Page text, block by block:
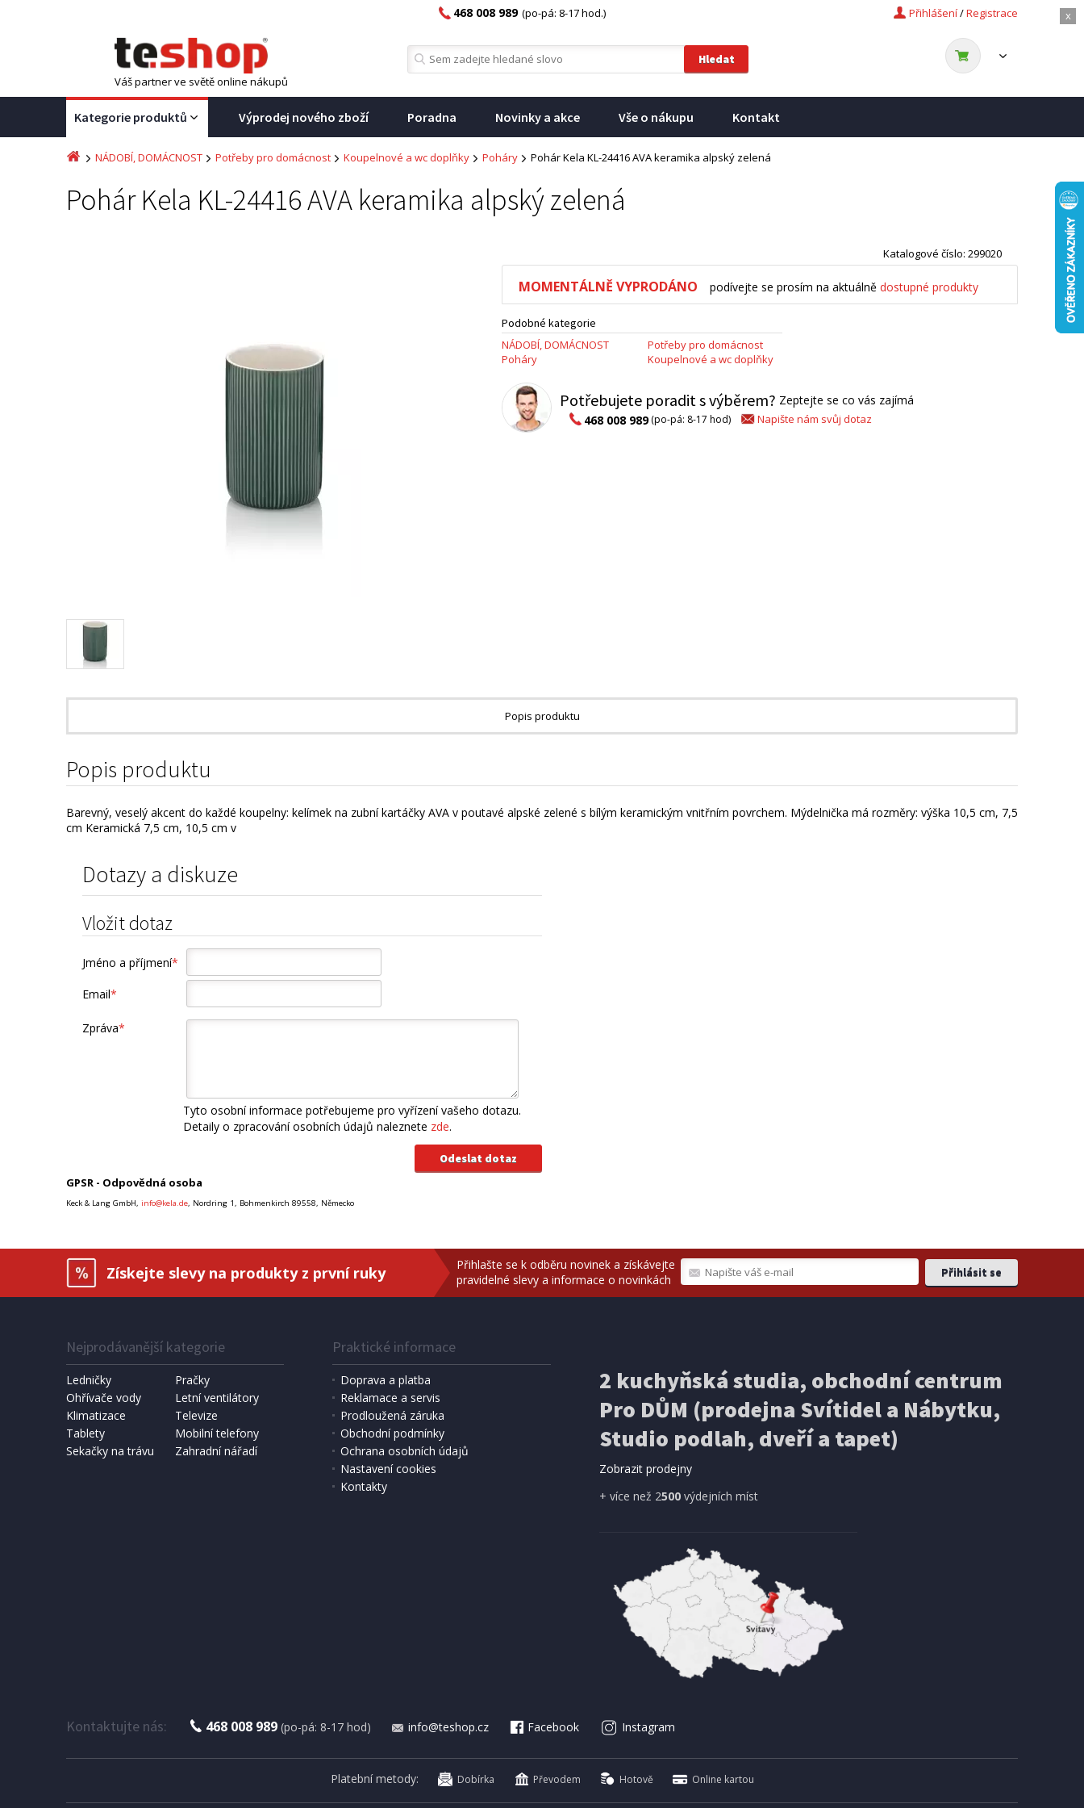
x
Registrace
/
Přihlášení
468 008 989 (po-pá: 8-17 hod.)
Váš partner ve světě online nákupů
Kategorie produktů Výprodej nového zboží Poradna Novinky a akce Vše o nákupu Kontakt
NÁDOBÍ, DOMÁCNOST Potřeby pro domácnost Koupelnové a wc doplňky Poháry Pohár Kela KL-24416 AVA keramika alpský zelená
Pohár Kela KL-24416 AVA keramika alpský zelená
Katalogové číslo: 299020
MOMENTÁLNĚ VYPRODÁNO podívejte se prosím na aktuálně dostupné produkty
Podobné kategorie
NÁDOBÍ, DOMÁCNOST
Poháry
Potřeby pro domácnost
Koupelnové a wc doplňky
Potřebujete poradit s výběrem? Zeptejte se co vás zajímá
468 008 989(po-pá: 8-17 hod) Napište nám svůj dotaz
Popis produktu
Popis produktu
Barevný, veselý akcent do každé koupelny: kelímek na zubní kartáčky AVA v poutavé alpské zelené s bílým keramickým vnitřním povrchem. Mýdelnička má rozměry: výška 10,5 cm, 7,5
cm Keramická 7,5 cm, 10,5 cm v
Dotazy a diskuze
Vložit dotaz
Jméno a příjmení*
Email*
Zpráva*
Tyto osobní informace potřebujeme pro vyřízení vašeho dotazu.
Detaily o zpracování osobních údajů naleznete zde.
GPSR - Odpovědná osoba
Keck & Lang GmbH, info@kela.de, Nordring 1, Bohmenkirch 89558, Německo
Získejte slevy na produkty z první ruky
Přihlašte se k odběru novinek a získávejte
pravidelné slevy a informace o novinkách
Nejprodávanější kategorie
Ledničky
Pračky
Ohřívače vody
Letní ventilátory
Klimatizace
Televize
Tablety
Mobilní telefony
Sekačky na trávu
Zahradní nářadí
Praktické informace
Doprava a platba
Reklamace a servis
Prodloužená záruka
Obchodní podmínky
Ochrana osobních údajů
Nastavení cookies
Kontakty
2 kuchyňská studia, obchodní centrum
Pro DŮM (prodejna Svítidel a Nábytku,
Studio podlah, dveří a tapet)
Zobrazit prodejny
+ více než 2500výdejních míst
Kontaktujte nás: 468 008 989 (po-pá: 8-17 hod) info@teshop.cz Facebook Instagram
Platební metody: Dobírka Převodem Hotově Online kartou